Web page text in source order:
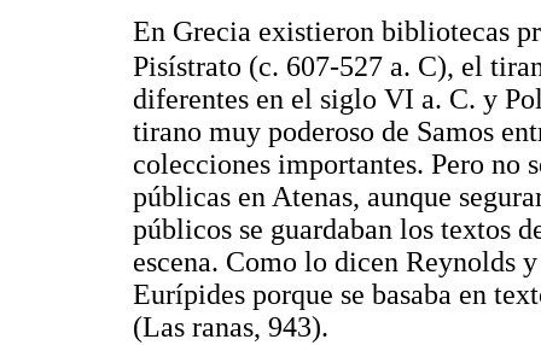
En Grecia existieron bibliotecas
Pisístrato (c. 607-527 a. C), el
diferentes en el siglo VI a. C. y
tirano muy poderoso de Samos
colecciones importantes. Pero no
públicas en Atenas, aunque
públicos se guardaban los textos
escena. Como lo dicen Reynolds
Eurípides porque se basaba en
(Las ranas, 943).